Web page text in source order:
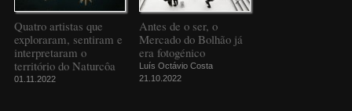
Quatro artistas que
exploraram, sentiram e
interpretaram o
território do Naturcôa
01.11.2022
Antes de o ser, o
Mercado do Bolhão já
era fotogénico
Luís Octávio Costa
21.10.2022